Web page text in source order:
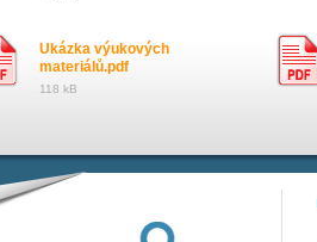
Ukázka výukových
materiálů.pdf
118 kB